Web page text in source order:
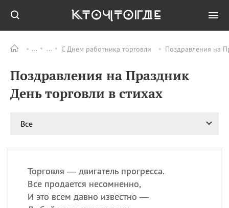
С Днем работника торговли Поздравления на
Поздравления на Праздник
День торговли в стихах
Все
Торговля — двигатель прогресса.
Все продается несомненно,
И это всем давно известно —
ПРАЗДНИКИ Все
08.08 День «Счастье
случается» (Happiness
Happens Day)
великомученика
покровителя всех
врачей и целителя
больных